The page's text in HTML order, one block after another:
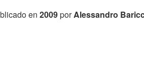
en 2009porAlessandro